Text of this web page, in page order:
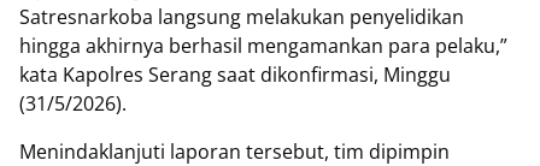
Satresnarkoba langsung melakukan penyelidikan
hingga akhirnya berhasil mengamankan para pelaku,”
kata Kapolres Serang saat dikonfirmasi, Minggu
(31/5/2026).
Menindaklanjuti laporan tersebut, tim dipimpin